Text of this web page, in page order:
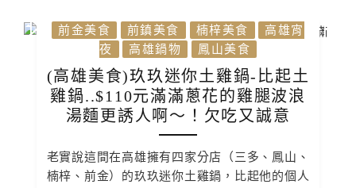
前金美食 前鎮美食 楠梓美食
高雄宵
夜
高雄鍋物 鳳山美食
(高雄美食)玖玖迷你土雞鍋-比起土
雞鍋..$110元滿滿蔥花的雞腿波浪
湯麵更誘人啊～！欠吃又誠意
老實說這間在高雄擁有四家分店（三多、鳳山、
楠梓、前金）的玖玖迷你土雞鍋，比起他的個人